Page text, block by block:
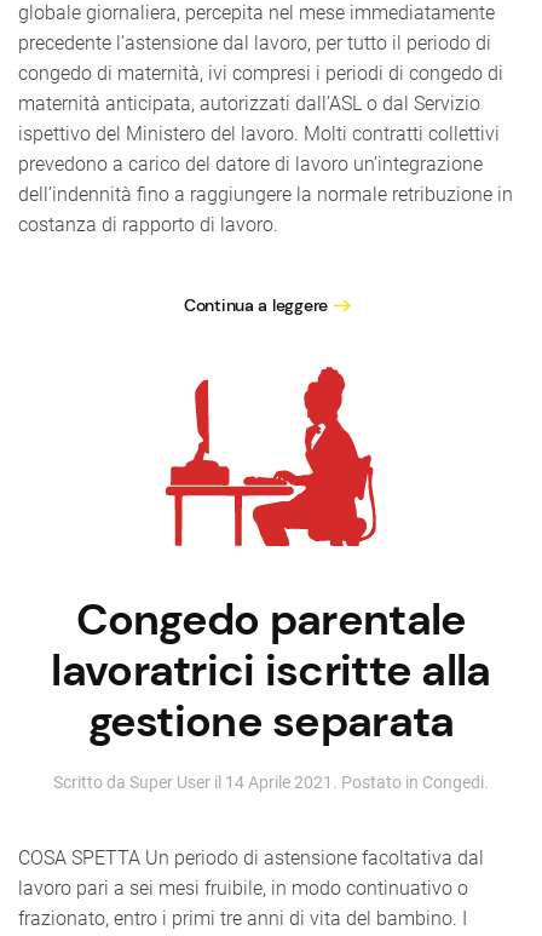
globale giornaliera, percepita nel mese immediatamente
precedente l’astensione dal lavoro, per tutto il periodo di
congedo di maternità, ivi compresi i periodi di congedo di
maternità anticipata, autorizzati dall’ASL o dal Servizio
ispettivo del Ministero del lavoro. Molti contratti collettivi
prevedono a carico del datore di lavoro un’integrazione
dell’indennità fino a raggiungere la normale retribuzione in
costanza di rapporto di lavoro.
Continua a leggere
Congedo parentale
lavoratrici iscritte alla
gestione separata
Scritto da Super User il 14 Aprile 2021 . Postato in Congedi.
COSA SPETTA Un periodo di astensione facoltativa dal
lavoro pari a sei mesi fruibile, in modo continuativo o
frazionato, entro i primi tre anni di vita del bambino. I